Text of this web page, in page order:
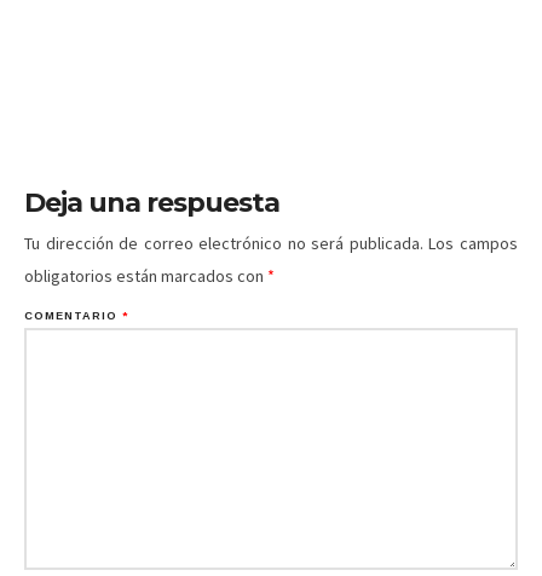
Deja una respuesta
Tu dirección de correo electrónico no será publicada. Los campos
obligatorios están marcados con *
COMENTARIO *